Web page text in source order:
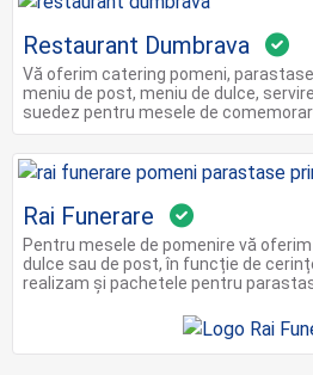
Restaurant Dumbrava
Vă oferim catering pomeni,
meniu de post, meniu de dulce,
suedez pentru mesele de
Rai Funerare
Pentru mesele de pomenire vă
dulce sau de post, în funcție de
realizam și pachetele pentru